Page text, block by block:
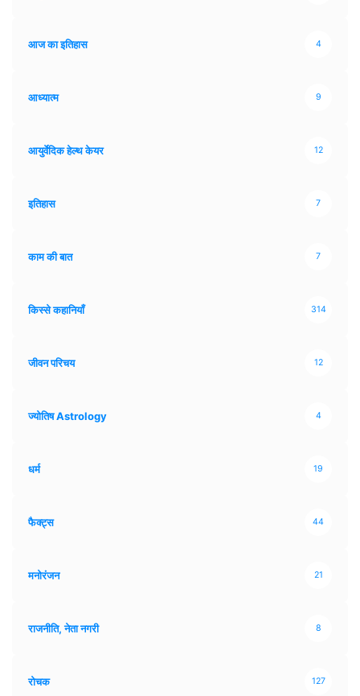
आज का इतिहास 4
आध्यात्म 9
आयुर्वेदिक हेल्थ केयर 12
इतिहास 7
काम की बात 7
किस्से कहानियाँ 314
जीवन परिचय 12
ज्योतिष Astrology 4
धर्म 19
फैक्ट्स 44
मनोरंजन 21
राजनीति, नेता नगरी 8
रोचक 127